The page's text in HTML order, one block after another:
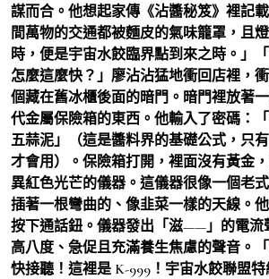
謀而合。他想起家傳《沾醬秘笈》裡記
間萬物的交通都被麵皮的氣味籠罩，且
時，便是宇宙水餃臨界點到來之時。」
怎麼這麼快？」廖沾沾猛地衝回店裡，
個藏在舊冰櫃後面的暗門。暗門裡放著
代金屬保險箱的東西。他輸入了密碼：
五蒜泥」（這是醬料界的基礎公式，只
才會用）。保險箱打開，裡面沒有黃金
異紅色光芒的儀器。這儀器很像一個老
插著一根彎曲的、像韭菜一樣的天線。
按下通話鈕。儀器發出「滋——」的電流
高八度、急促且充滿養生焦慮的聲音。
快接聽！這裡是 K-999！宇宙水餃聯盟